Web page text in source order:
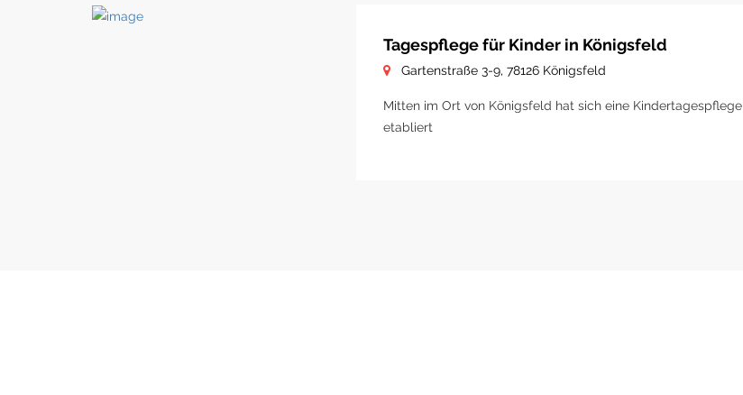
Tagespflege für Kinder in Königsfeld
Gartenstraße 3-9, 78126 Königsfeld
Mitten im Ort von Königsfeld hat sich eine Kindertagespflege
etabliert